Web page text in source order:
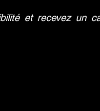
et recevez un